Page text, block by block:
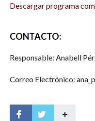
Descargar programa
CONTACTO:
Responsable: Anabell
Correo Electrónico:
+